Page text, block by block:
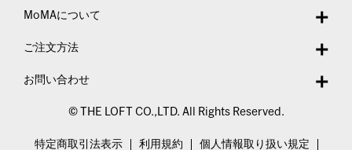
MoMAについて
ご注文方法
お問い合わせ
© THE LOFT CO.,LTD. All Rights Reserved.
特定商取引法表示 利用規約 個人情報取り扱い規定